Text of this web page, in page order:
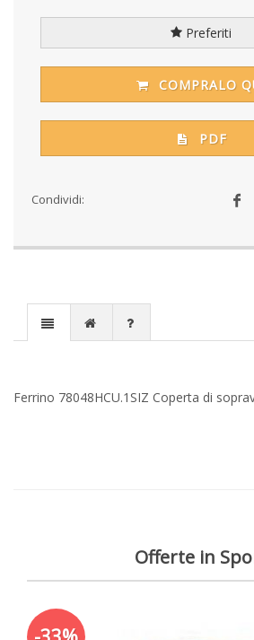
Preferiti
COMPRALO
PDF
Condividi:
Ferrino 78048HCU.1SIZ Coperta di
Offerte in